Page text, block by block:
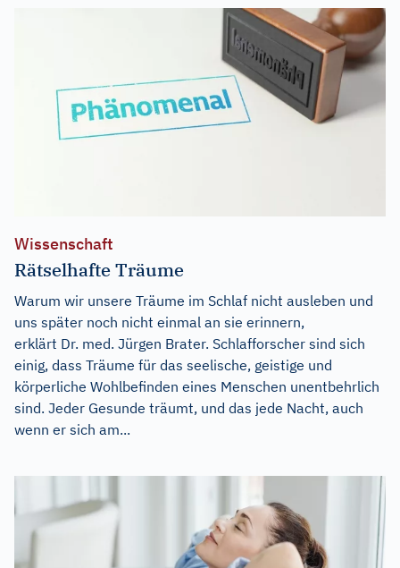
Wissenschaft
Rätselhafte Träume
Warum wir unsere Träume im Schlaf nicht ausleben und
uns später noch nicht einmal an sie erinnern,
erklärt Dr. med. Jürgen Brater. Schlafforscher sind sich
einig, dass Träume für das seelische, geistige und
körperliche Wohlbefinden eines Menschen unentbehrlich
sind. Jeder Gesunde träumt, und das jede Nacht, auch
wenn er sich am...